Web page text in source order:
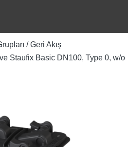
/Geri Akış
Staufix Basic DN100, Type 0, w/o